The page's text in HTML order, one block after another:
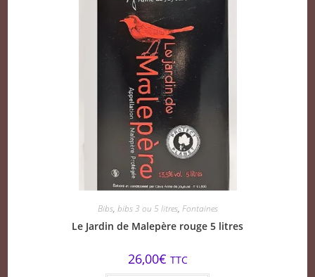
Bibs, bibs 3 ou 5 litres, Fontaines
Le Jardin de Malepère rouge 5 litres
26,00€ TTC